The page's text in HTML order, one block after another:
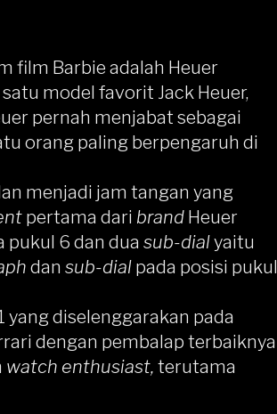
film Barbie adalah Heuer
model favorit Jack Heuer,
pernah menjabat sebagai
orang paling berpengaruh di
menjadi jam tangan yang
pertama dari brand Heuer
pukul 6 dan dua sub-dialyaitu
dan sub-dial pada posisi pukul
diselenggarakan pada
dengan pembalap terbaiknya
watch enthusiast, terutama